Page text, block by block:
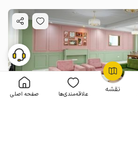
نقشه علاقه‌مندی‌ها صفحه اصلی